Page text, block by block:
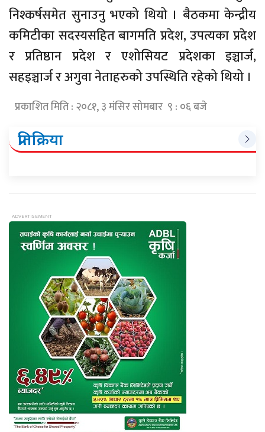
निश्कर्षसमेत सुनाउनु भएको थियो । बैठकमा केन्द्रीय
कमिटीका सदस्यसहित बागमति प्रदेश, उपत्यका प्रदेश
र प्रतिष्ठान प्रदेश र एशोसियट प्रदेशका इञ्चार्ज,
सहइञ्चार्ज र अगुवा नेताहरुको उपस्थिति रहेको थियो ।
प्रकाशित मिति : २०८१, ३ मंसिर सोमबार ९ : ०६ बजे
प्रतिक्रिया